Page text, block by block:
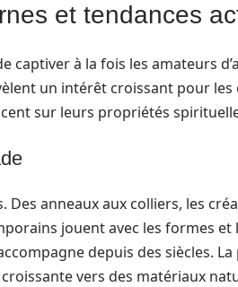
et tendances
captiver à la fois les amateurs
un intérêt croissant pour les
sur leurs propriétés
Des anneaux aux colliers, les
jouent avec les formes et
depuis des siècles.
vers des matériaux